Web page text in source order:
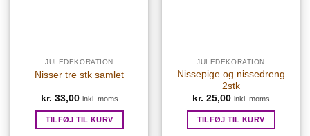
JULEDEKORATION
Nisser tre stk samlet
kr. 33,00 inkl. moms
TILFØJ TIL KURV
JULEDEKORATION
Nissepige og nissedreng
2stk
kr. 25,00 inkl. moms
TILFØJ TIL KURV